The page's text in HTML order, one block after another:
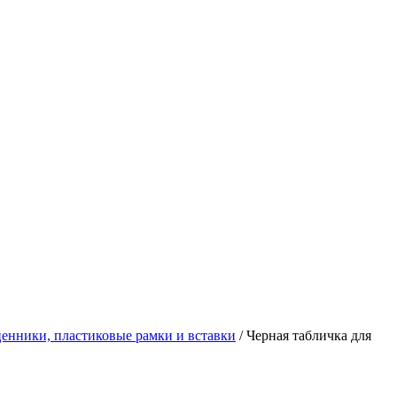
пластиковые рамки и вставки / Черная табличка для